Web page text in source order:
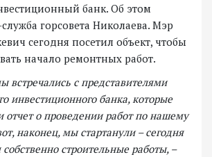
банк. Об этом
горсовета Николаева. Мэр
сегодня посетил объект, чтобы
начало ремонтных работ.
встречались с представителями
инвестиционного банка, которые
отчет о проведении работ по нашему
наконец, мы стартанули – сегодня
строительные работы, –